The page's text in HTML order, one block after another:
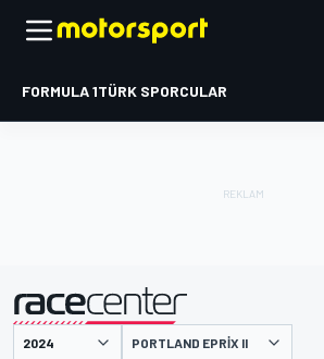
FORMULA 1TÜRK SPORCULAR
PORTLAND EPRIX II